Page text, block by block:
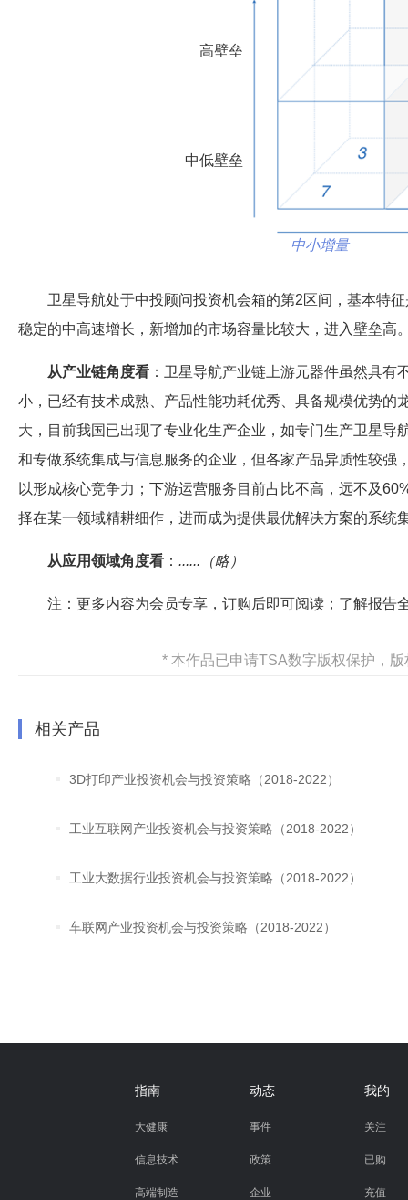
高壁垒
中低壁垒
中小增量
卫星导航处于中投顾问投资机会箱的第2区间，基本特征
稳定的中高速增长，新增加的市场容量比较大，进入壁垒高
从产业链角度看 ：卫星导航产业链上游元器件虽然具
小，已经有技术成熟、产品性能功耗优秀、具备规模优势
大，目前我国已出现了专业化生产企业，如专门生产卫星
和专做系统集成与信息服务的企业，但各家产品异质性较
以形成核心竞争力；下游运营服务目前占比不高，远不及
择在某一领域精耕细作，进而成为提供最优解决方案的系统
从应用领域角度看 ： ......（略）
注：更多内容为会员专享，订购后即可阅读；了解报告
* 本作品已申请TSA数字版权保护，
相关产品
3D打印产业投资机会与投资策略（2018-2022）
工业互联网产业投资机会与投资策略（2018-2022）
工业大数据行业投资机会与投资策略（2018-2022）
车联网产业投资机会与投资策略（2018-2022）
指南
大健康
信息技术
高端制造
动态
事件
政策
企业
我的
关注
已购
充值